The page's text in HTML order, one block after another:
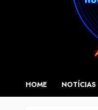
HOME NOTÍCIAS